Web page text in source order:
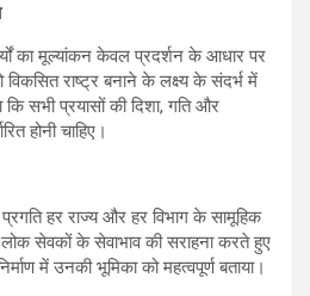
का मूल्यांकन केवल प्रदर्शन के आधार पर
राष्ट्र बनाने के लक्ष्य के संदर्भ में
कि सभी प्रयासों की दिशा, गति और
होनी चाहिए।
हर राज्य और हर विभाग के सामूहिक
लोक सेवकों के सेवाभाव की सराहना करते हुए
में उनकी भूमिका को महत्वपूर्ण बताया।